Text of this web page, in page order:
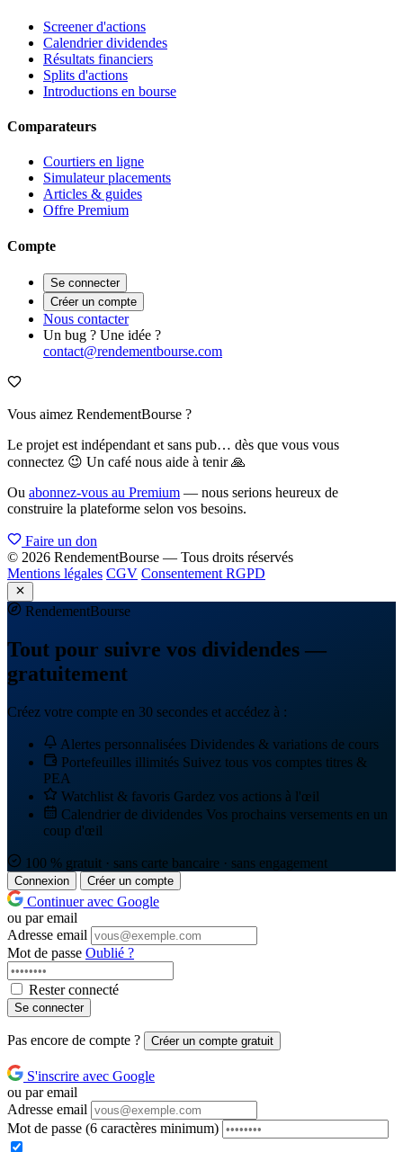
Screener d'actions
Calendrier dividendes
Résultats financiers
Splits d'actions
Introductions en bourse
Comparateurs
Courtiers en ligne
Simulateur placements
Articles & guides
Offre Premium
Compte
Se connecter
Créer un compte
Nous contacter
Un bug ? Une idée ?
contact@rendementbourse.com
Vous aimez RendementBourse ?
Le projet est indépendant et sans pub… dès que vous vous
connectez 😉 Un café nous aide à tenir 🙏
Ou abonnez-vous au Premium — nous serions heureux de
construire la plateforme selon vos besoins.
Faire un don
© 2026 RendementBourse — Tous droits réservés
Mentions légales CGV Consentement RGPD
RendementBourse
Tout pour suivre vos dividendes —
gratuitement
Créez votre compte en 30 secondes et accédez à :
Alertes personnalisées Dividendes & variations de cours
Portefeuilles illimités Suivez tous vos comptes titres &
PEA
Watchlist & favoris Gardez vos actions à l'œil
Calendrier de dividendes Vos prochains versements en un
coup d'œil
100 % gratuit · sans carte bancaire · sans engagement
Connexion Créer un compte
Continuer avec Google
ou par email
Adresse email
Mot de passe Oublié ?
Rester connecté
Se connecter
Pas encore de compte ? Créer un compte gratuit
S'inscrire avec Google
ou par email
Adresse email
Mot de passe (6 caractères minimum)